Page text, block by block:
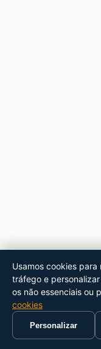
Usamos cookies
tráfego e
os não essenciais ou
cookies
Personalizar